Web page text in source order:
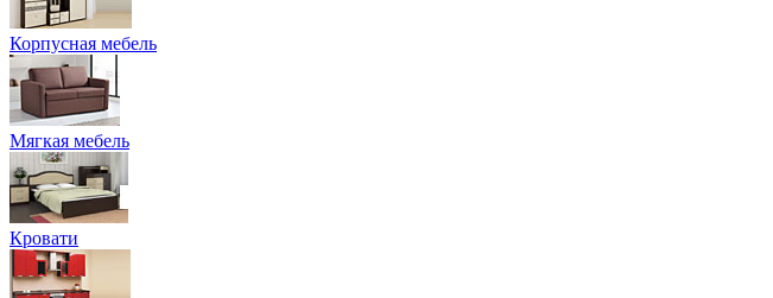
Корпусная мебель
Мягкая мебель
Кровати